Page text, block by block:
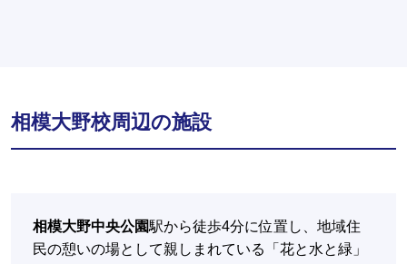
相模大野校周辺の施設
相模大野中央公園駅から徒歩4分に位置し、地域住
民の憩いの場として親しまれている「花と水と緑」